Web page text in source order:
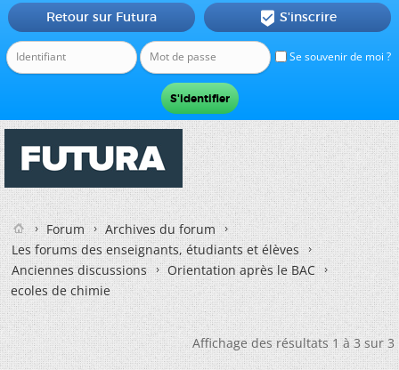
Se souvenir de moi ?
Retour sur Futura  S'inscrire
Forum
Archives du forum
Les forums des enseignants, étudiants et élèves
Anciennes discussions
Orientation après le BAC
ecoles de chimie
Affichage des résultats 1 à 3 sur 3